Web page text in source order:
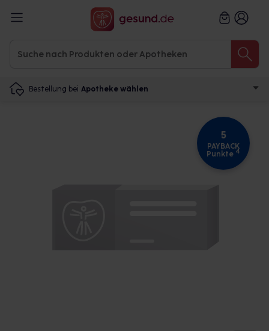
Bestellung bei Apotheke wählen
5
PAYBACK
Punkte 4